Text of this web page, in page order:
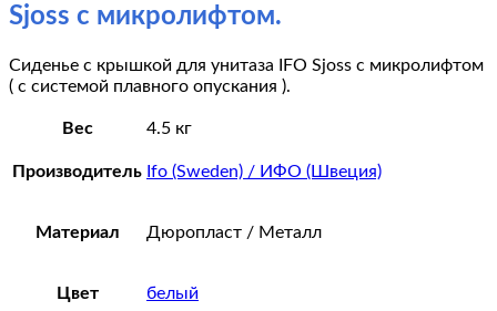
Sjoss с микролифтом.
Сиденье с крышкой для унитаза IFO Sjoss с микролифтом
( с системой плавного опускания ).
Вес 4.5 кг
Производитель Ifo (Sweden) / ИФО (Швеция)
Материал Дюропласт / Металл
Цвет белый